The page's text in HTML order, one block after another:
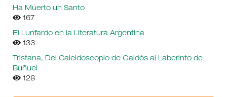
Ha Muerto un Santo
167
El Lunfardo en la Literatura Argentina
133
Tristana, Del Caleidoscopio de Galdós al Laberinto de
Buñuel
128